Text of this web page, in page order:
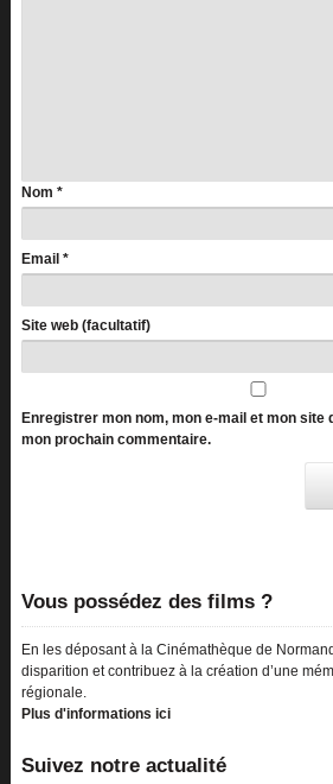
Nom *
Email *
Site web (facultatif)
Enregistrer mon nom, mon e-mail et mon site
mon prochain commentaire.
Vous possédez des films ?
En les déposant à la Cinémathèque de
disparition et contribuez à la création d’une
régionale.
Plus d'informations ici
Suivez notre actualité